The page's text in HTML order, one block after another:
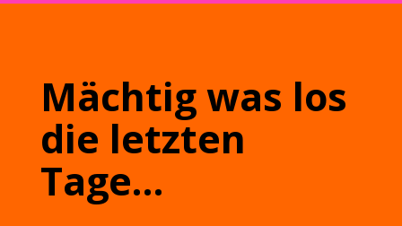
Mächtig was los
die letzten
Tage…